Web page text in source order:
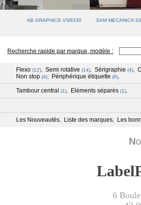
AB GRAPHICS VSR330 SAM MECANICA
Recherche rapide par marque, modèle :
Flexo (12) Semi rotative (14) Sérigraphie (4)
Non stop (4) Périphérique étiquette (6)
Tambour central (1) Eléments séparés (1)
Les Nouveautés Liste des marques Les
N
6